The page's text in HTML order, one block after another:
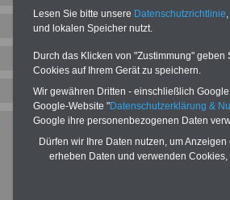
Vergleichen und sparen
Bausparen schon ab 16 Jahren
Krankenzusatzversicherung-
Online-Vergleich Gesetzliche
Krankenkassen-
Zahnzusatzversicherung
-
Vorteile der Privaten
Krankenversicherung
Lesen Sie bitte unsere Datenschutzrichtlinie
und lokalen Speicher nutzt.
Durch das Klicken von "Zustimmung"
Cookies auf Ihrem Gerät zu speichern.
Wir gewähren Dritten - einschließlich
Google-Website "Datenschutzerklärung &
Google ihre personenbezogenen Daten
Dürfen wir Ihre Daten nutzen, um
erheben Daten und verwenden